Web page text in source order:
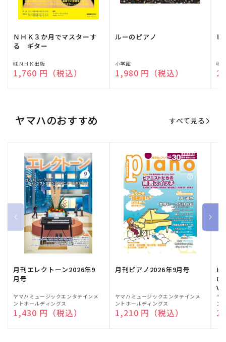
ＮＨＫ３か月でマスターす
る ギター
販
売
㈱ＮＨＫ出版
通常価格
1,760 円（税込）
ルーのピアノ
販
売
小学館
通常価格
1,980 円（税込）
ピ
販
売
㈱
ヤマハのおすすめ すべて見る
月刊エレクトーン2026年9
月号
販
売
元:
ヤマハミュージックエンタテインメ
ントホールディングス
通常価格
1,430 円（税込）
月刊ピアノ2026年9月号
販
売
元:
ヤマハミュージックエンタテインメ
ントホールディングス
通常価格
1,210 円（税込）
販
売
元:
ヤ
ン